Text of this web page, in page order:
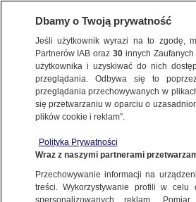
BIZNES
Z KRAJU
Złoty na
uspokojenie?
Dbamy o Twoją prywatność
Jeśli użytkownik wyrazi na to zgodę,
Partnerów IAB oraz30 innych
użytkownika i uzyskiwać do nich
przeglądania. Odbywa się to
przeglądania przechowywanych w
się przetwarzaniu w oparciu o
plików cookie i reklam”.
Polityka Prywatności
Wraz z naszymi partnerami
Przechowywanie informacji na
treści. Wykorzystywanie profili w celu
spersonalizowanych reklam.